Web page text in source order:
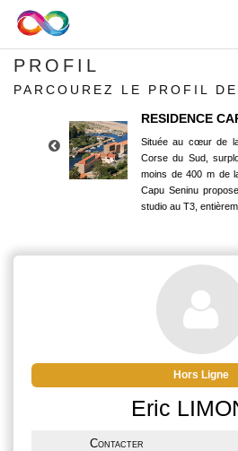
PROFIL
PARCOUREZ LE PROFIL
RESIDENCE
Située au cœur de
Corse du Sud,
moins de 400 m de
Capu Seninu
studio au T3,
Corse du Sud,
moins de 400 m de
Capu Seninu
studio au T3,
Hors Ligne
Eric
Contacter